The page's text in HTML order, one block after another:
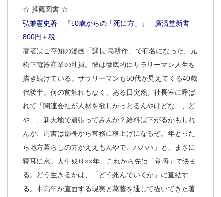
☆ 推薦図書 ☆
弘兼憲史著 『50歳からの「死に方」』 廣済堂新書
800円＋税
著者はご存知の漫画「課長 島耕作」で有名になった、元
松下電器産業の社員。彼は徹底的にサラリーマン人生を
描き続けている。サラリーマンも50代が見えてくる40歳
代後半。何の前触れもなく、ある日突然、社長室に呼ば
れて「関連会社が人材を欲しがっとるんやけどな…、ど
や…、新天地で頑張ってみんか？給料は下がるかもしれ
んが、肩書は部長から常務に格上げになるぞ。年とった
ら地方暮らしの方がええもんやで、ハハハ」と、まさに
寝耳に水。人生残り××年、これから先は「覚悟」で決ま
る。どう生きるかは、「どう死んでいくか」に直結す
る。中高年が直面する現実と葛藤を通して描いてきた著